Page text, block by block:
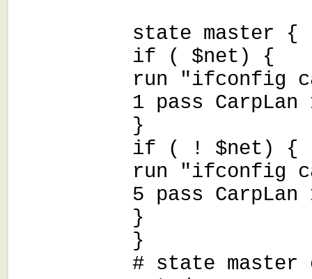
state master {
if ( $net) {
run "ifconfig
1 pass
}
if ( ! $net) {
run "ifconfig
5 pass
}
}
# state master